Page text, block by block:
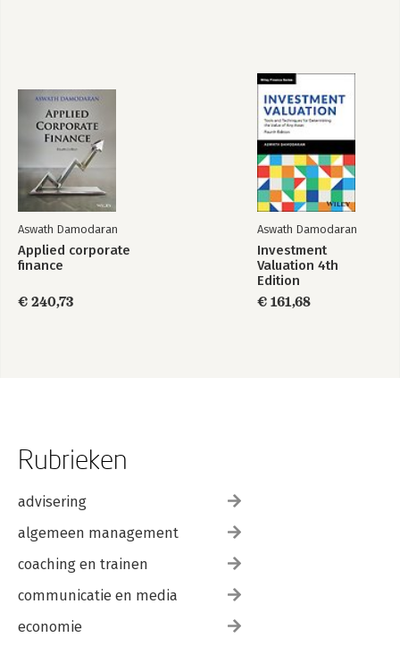
Aswath Damodaran
Applied corporate
finance
€ 240,73
Aswath Damodaran
Investment
Valuation 4th
Edition
€ 161,68
Rubrieken
advisering
algemeen management
coaching en trainen
communicatie en media
economie